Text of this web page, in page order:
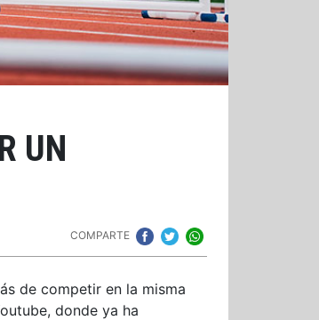
UN
COMPARTE
de competir en la misma
donde ya ha